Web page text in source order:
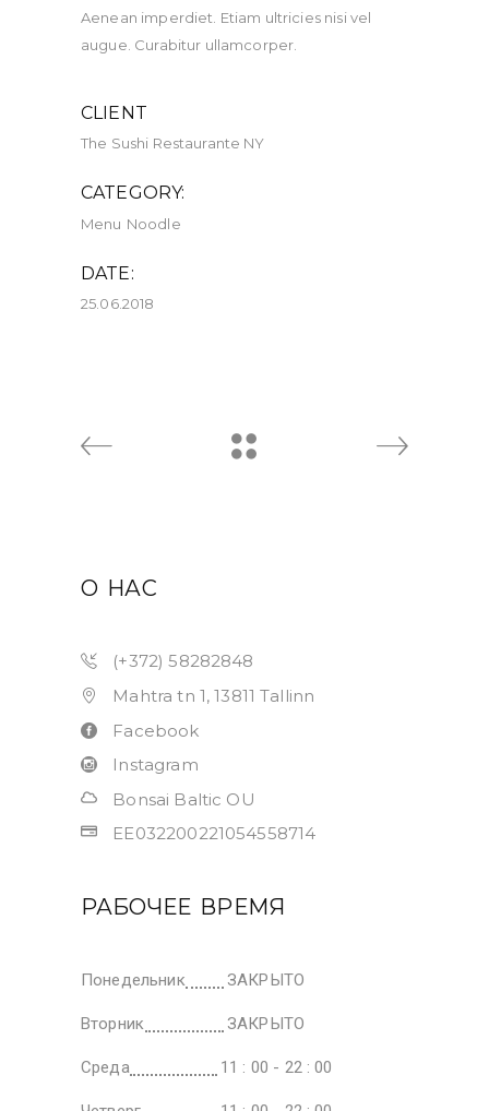
Aenean imperdiet. Etiam ultricies nisi vel
augue. Curabitur ullamcorper.
CLIENT
The Sushi Restaurante NY
CATEGORY:
Menu Noodle
DATE:
25.06.2018
О НАС
(+372) 58282848
Mahtra tn 1, 13811 Tallinn
Facebook
Instagram
Bonsai Baltic OU
EE032200221054558714
РАБОЧЕЕ ВРЕМЯ
Понедельник ЗАКРЫТО
Вторник ЗАКРЫТО
Среда 11 : 00 - 22 : 00